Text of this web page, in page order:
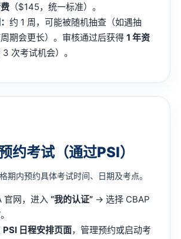
（$145，统一标准）。
约 1 周，可能被随机抽查（如遇抽
期会更长）。审核通过后获得 1 年资
次考试机会）。
约考试（通过PSI）
期内预约具体考试时间、日期及考点。
官网，进入 “我的认证”→ 选择 CBAP
。
PSI 日程安排页面，管理预约或启动考